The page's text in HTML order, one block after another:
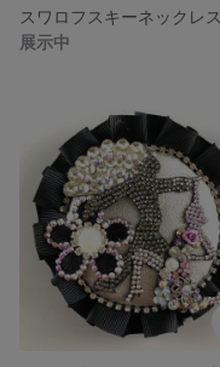
スワロフスキーネックレス
展示中